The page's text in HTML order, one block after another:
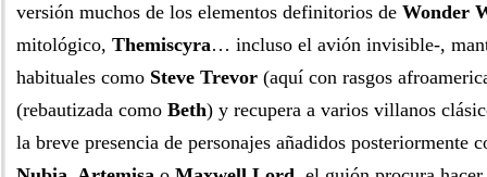
versión muchos de los elementos definitorios de Wonder
mitológico, Themiscyra… incluso el avión invisible-,
habituales como Steve Trevor (aquí con rasgos
(rebautizada como Beth) y recupera a varios villanos
la breve presencia de personajes añadidos posteriormente